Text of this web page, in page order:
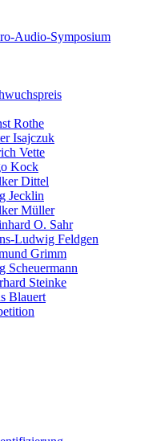
Audio-Symposium
Rothe
Isajczuk
Vette
Kock
Dittel
Jecklin
Müller
O. Sahr
Ludwig Feldgen
Grimm
Scheuermann
Steinke
Blauert